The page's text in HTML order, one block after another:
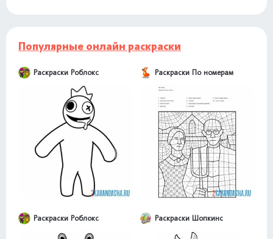
Популярные онлайн раскраски
Раскраски Роблокс Раскраски По номерам
Раскраски Роблокс Раскраски Шопкинс